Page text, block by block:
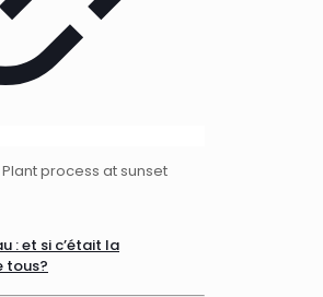
process at sunset
: et si c’était la
tous?